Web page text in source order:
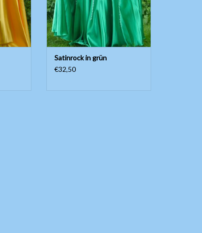
Satinrock in grün
€32,50